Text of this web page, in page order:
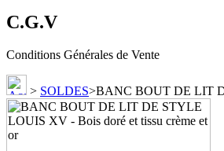
C.G.V
Conditions Générales de Vente
> SOLDES>BANC BOUT DE LIT